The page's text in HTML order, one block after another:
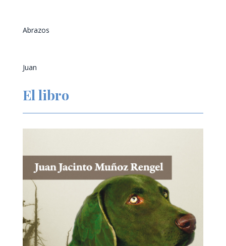
Abrazos
Juan
El libro